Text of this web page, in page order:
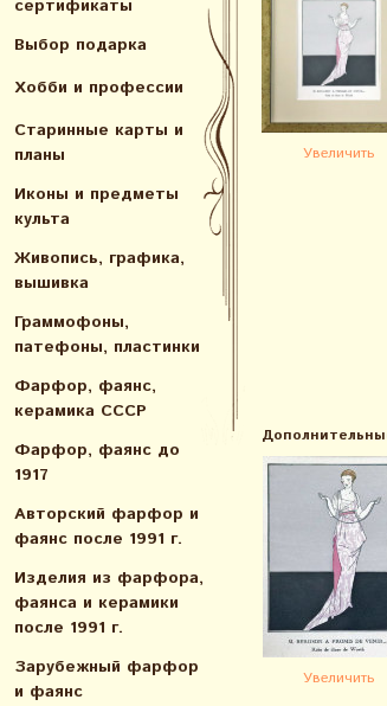
сертификаты
Выбор подарка
Хобби и профессии
Старинные карты и
планы
Иконы и предметы
культа
Живопись, графика,
вышивка
Граммофоны,
патефоны, пластинки
Фарфор, фаянс,
керамика СССР
Фарфор, фаянс до
1917
Авторский фарфор и
фаянс после 1991 г.
Изделия из фарфора,
фаянса и керамики
после 1991 г.
Зарубежный фарфор
и фаянс
Увеличить
Увеличить